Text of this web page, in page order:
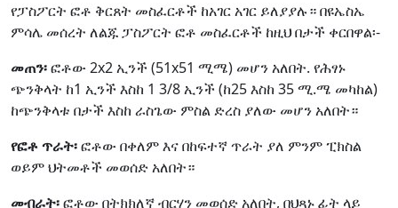
የፓስፖርት ፎቶ ቅርጸት መስፈርቶች ከአገር አገር ይለያያሉ። በዩኤስኤ
ምሳሌ መሰረት ለልጁ ፓስፖርት ፎቶ መስፈርቶች ከዚህ በታች ቀርበዋል፡-
መጠን፡ፎቶው 2x2 ኢንች (51x51 ሚሜ) መሆን አለበት. የሕፃኑ
ጭንቅላት ከ1 ኢንች እስከ 1 3/8 ኢንች (ከ25 እስከ 35 ሚ.ሜ መካከል)
ከጭንቅላቱ በታች እስከ ራስጌው ምስል ድረስ ያለው መሆን አለበት።
የፎቶ ጥራት፡ፎቶው በቀለም እና በከፍተኛ ጥራት ያለ ምንም ፒክስል
ወይም ህትመቶች መወሰድ አለበት።
መብራት፡ፎቶው በትክክለኛ ብርሃን መወሰድ አለበት, በህጻኑ ፊት ላይ